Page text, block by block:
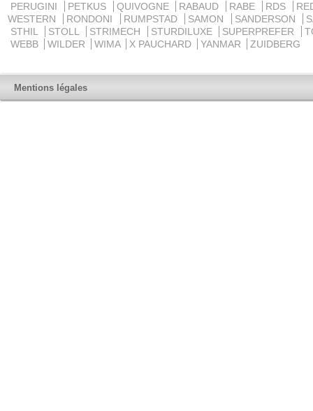
PERUGINI
PETKUS QUIVOGNE RABAUD RABE RDS
WESTERN
RONDONI RUMPSTAD SAMON SANDERSON
STHIL
STOLL STRIMECH STURDILUXE SUPERPREFER
WEBB
WILDER WIMA X PAUCHARD YANMAR ZUIDBERG
Mentions légales